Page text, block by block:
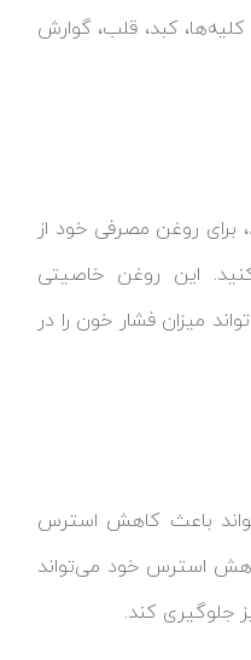
کبد، قلب، گوارش
برای روغن مصرفی خود از
این روغن خاصیتی
میزان فشار خون را در
باعث کاهش استرس
استرس خود می‌تواند
جلوگیری کند.